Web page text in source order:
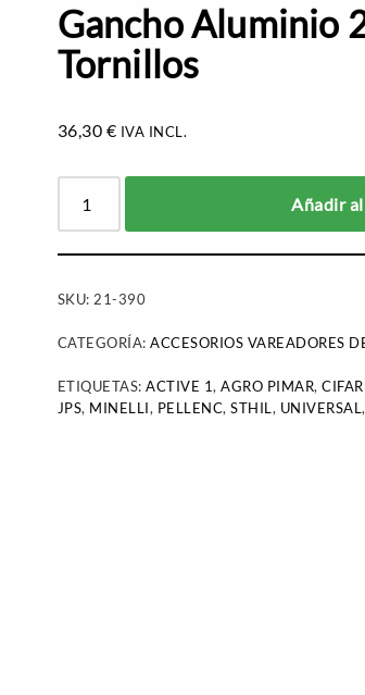
Gancho Aluminio
Tornillos
36,30 € IVA INCL.
Añadir
SKU: 21-390
CATEGORÍA:ACCESORIOS VAREADORES
ETIQUETAS:ACTIVE 1,AGRO PIMAR,
JPS, MINELLI, PELLENC,STHIL, UNIVERSAL